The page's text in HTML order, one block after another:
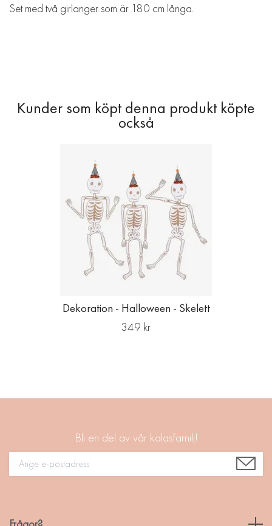
Set med två girlanger som är 180 cm långa.
Dekoration - Halloween - Skelett
349 kr
Bli en del av vår kalasfamilj!